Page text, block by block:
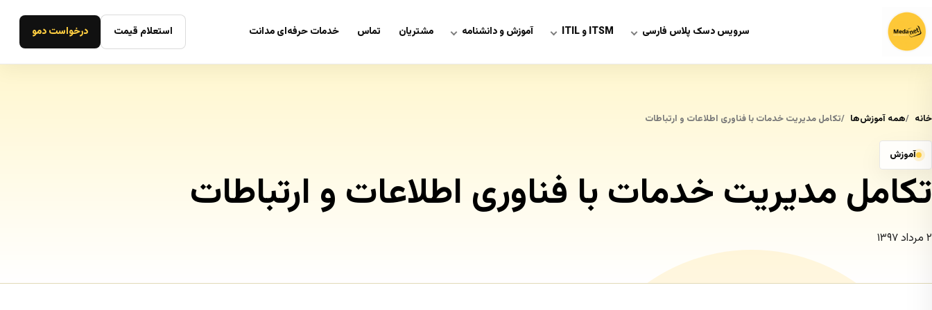
سرویس دسک پلاس فارسی ITSM و ITIL آموزش و دانشنامه مشتریان تماس خدمات حرفه‌ای مدانت استعلام قیمت درخواست دمو
خانه همه آموزش‌ها تکامل مدیریت خدمات با فناوری اطلاعات و ارتباطات
آموزش
تکامل مدیریت خدمات با فناوری اطلاعات و ارتباطات
۲ مرداد ۱۳۹۷